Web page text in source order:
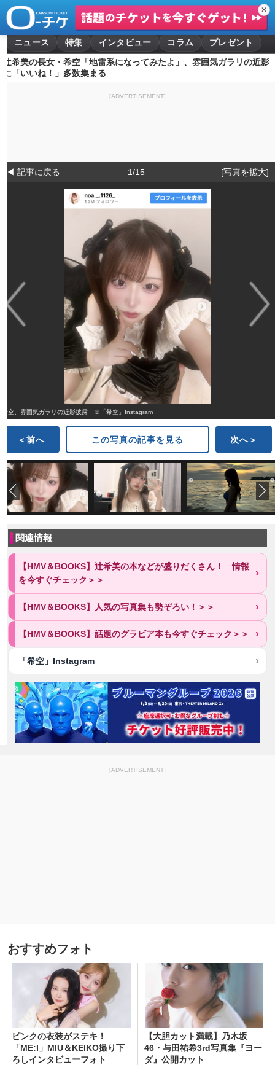
✕
ニュース 特集 インタビュー コラム
プレゼント
辻希美の長女・希空「地雷系になってみたよ」、雰囲気ガラリの近影
に「いいね！」多数集まる
[ADVERTISEMENT]
◀ 記事に戻る 1/15 [写真を拡大]
希空、雰囲気ガラリの近影披露 ※「希空」Instagram
＜前へ この写真の記事を見る 次へ＞
関連情報
【HMV＆BOOKS】辻希美の本などが盛りだくさん！ 情報
を今すぐチェック＞＞
【HMV＆BOOKS】人気の写真集も勢ぞろい！＞＞
【HMV＆BOOKS】話題のグラビア本も今すぐチェック＞＞
「希空」Instagram
[ADVERTISEMENT]
おすすめフォト
ピンクの衣装がステキ！
「ME:I」MIU＆KEIKO撮り下
ろしインタビューフォト
【大胆カット満載】乃木坂
46・与田祐希3rd写真集『ヨー
ダ』公開カット